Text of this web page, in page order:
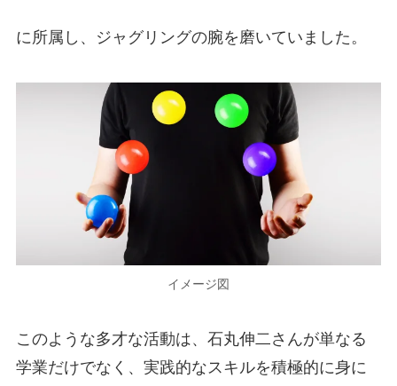
に所属し、ジャグリングの腕を磨いていました​​。
イメージ図
このような多才な活動は、石丸伸二さんが単なる
学業だけでなく、実践的なスキルを積極的に身に